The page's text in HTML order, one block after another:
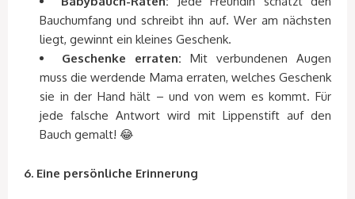
Bauchumfang und schreibt ihn auf. Wer am nächsten
liegt, gewinnt ein kleines Geschenk.
Geschenke erraten: Mit verbundenen Augen
muss die werdende Mama erraten, welches Geschenk
sie in der Hand hält – und von wem es kommt. Für
jede falsche Antwort wird mit Lippenstift auf den
Bauch gemalt! 😂
6. Eine persönliche Erinnerung